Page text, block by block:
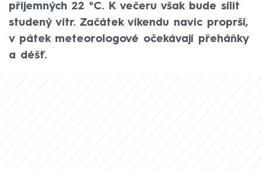
příjemných 22 °C. K večeru však bude sílit
studený vítr. Začátek víkendu navíc proprší,
v pátek meteorologové očekávají přeháňky
a déšť.